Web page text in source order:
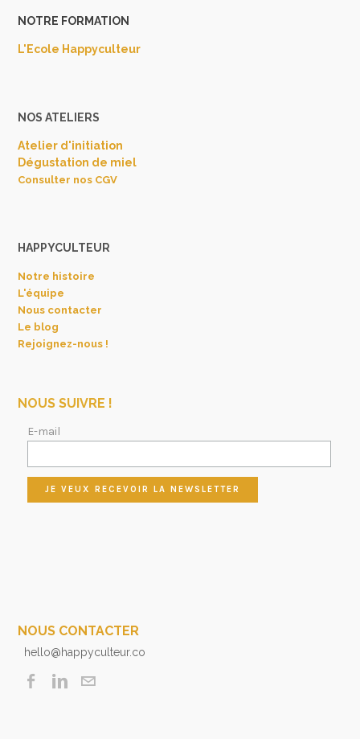
NOTRE FORMATION
L'Ecole Happyculteur
NOS ATELIERS
Atelier d'initiation
Dégustation de miel
Consulter nos CGV
HAPPYCULTEUR
Notre histoire
L'équipe
Nous contacter
Le blog
Rejoignez-nous !
NOUS SUIVRE !
E-mail
NOUS CONTACTER
hello@happyculteur.co